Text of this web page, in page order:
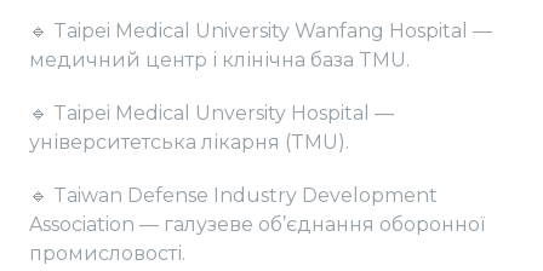
🔹 Taipei Medical University Wanfang Hospital —
медичний центр і клінічна база TMU.
🔹 Taipei Medical Unversity Hospital —
університетська лікарня (TMU).
🔹 Taiwan Defense Industry Development
Association — галузеве об’єднання оборонної
промисловості.